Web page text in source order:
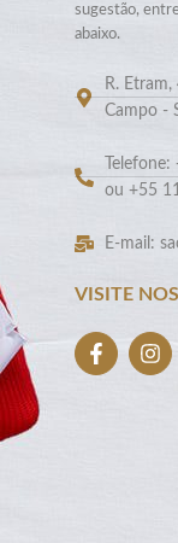
sugestão,
abaixo.
R.
Campo -
ou +55
E-mail:
VISITE